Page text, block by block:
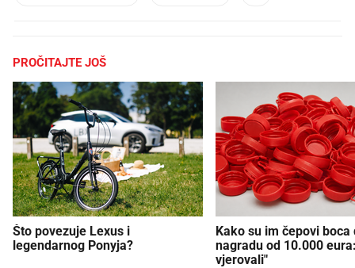
PROČITAJTE JOŠ
Što povezuje Lexus i
legendarnog Ponyja?
Kako su im čepovi boca
nagradu od 10.000
vjerovali"